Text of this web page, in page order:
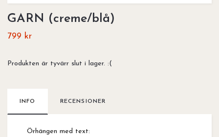
GARN (creme/blå)
799 kr
Produkten är tyvärr slut i lager. :(
INFO RECENSIONER
Örhängen med text: